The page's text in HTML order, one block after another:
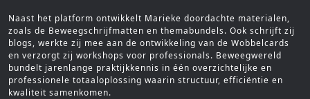
Naast het platform ontwikkelt Marieke doordachte materialen,
zoals de Beweegschrijfmatten en themabundels. Ook schrijft zij
blogs, werkte zij mee aan de ontwikkeling van de Wobbelcards
en verzorgt zij workshops voor professionals. Beweegwereld
bundelt jarenlange praktijkkennis in één overzichtelijke en
professionele totaaloplossing waarin structuur, efficiëntie en
kwaliteit samenkomen.